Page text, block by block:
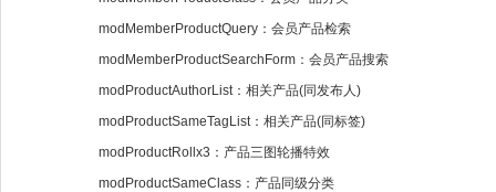
modMemberProductQuery：会员产品检索
modMemberProductSearchForm：会员产品搜索
modProductAuthorList：相关产品(同发布人)
modProductSameTagList：相关产品(同标签)
modProductRollx3：产品三图轮播特效
modProductSameClass：产品同级分类